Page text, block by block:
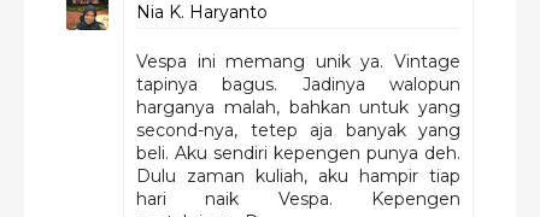
Nia K. Haryanto
Vespa ini memang unik ya. Vintage
tapinya bagus. Jadinya walopun
harganya malah, bahkan untuk yang
second-nya, tetep aja banyak yang
beli. Aku sendiri kepengen punya deh.
Dulu zaman kuliah, aku hampir tiap
hari naik Vespa. Kepengen